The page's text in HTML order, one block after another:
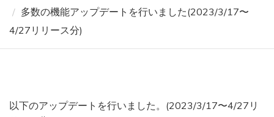
多数の機能アップデートを行いました(2023/3/17〜
4/27リリース分)
以下のアップデートを行いました。(2023/3/17〜4/27リ